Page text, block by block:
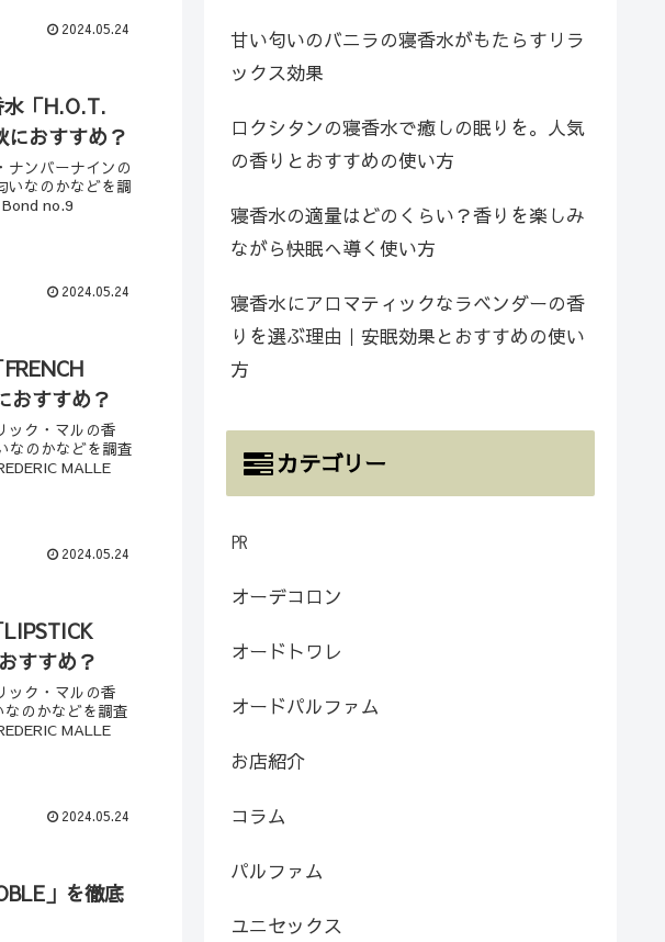
2024.05.24
水「H.O.T.
おすすめ？
ナンバーナインの
いなのかなどを調
no.9
2024.05.24
おすすめ？
ック・マルの香
なのかなどを調査
MALLE
2024.05.24
LIPSTICK
すすめ？
ック・マルの香
なのかなどを調査
MALLE
2024.05.24
」を徹底
甘い匂いのバニラの寝香水がもたらすリラ
ックス効果
ロクシタンの寝香水で癒しの眠りを。人気
の香りとおすすめの使い方
寝香水の適量はどのくらい？香りを楽しみ
ながら快眠へ導く使い方
寝香水にアロマティックなラベンダーの香
りを選ぶ理由｜安眠効果とおすすめの使い
方
カテゴリー
㏚
オーデコロン
オードトワレ
オードパルファム
お店紹介
コラム
パルファム
ユニセックス